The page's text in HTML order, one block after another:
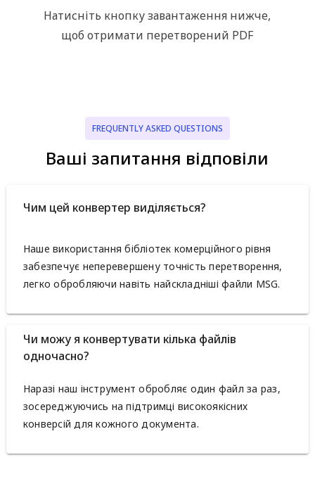
Натисніть кнопку завантаження нижче,
щоб отримати перетворений PDF
FREQUENTLY ASKED QUESTIONS
Ваші запитання відповіли
Чим цей конвертер виділяється?
Наше використання бібліотек комерційного рівня
забезпечує неперевершену точність перетворення,
легко обробляючи навіть найскладніші файли MSG.
Чи можу я конвертувати кілька файлів
одночасно?
Наразі наш інструмент обробляє один файл за раз,
зосереджуючись на підтримці високоякісних
конверсій для кожного документа.